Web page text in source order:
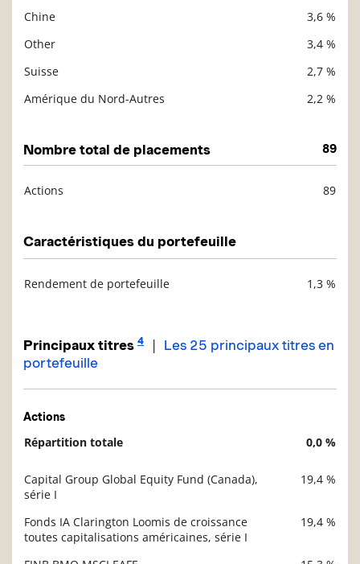
Chine
3,6 %
Other
3,4 %
Suisse
2,7 %
Amérique du Nord-Autres
2,2 %
Nombre total de placements 89
Actions 89
Caractéristiques du portefeuille
Rendement de portefeuille 1,3 %
Principaux titres 4 | Les 25 principaux titres en
portefeuille
Actions
Répartition totale 0,0 %
Description
Capital Group Global Equity Fund (Canada),
série I
19,4 %
Fonds IA Clarington Loomis de croissance
toutes capitalisations américaines, série I
19,4 %